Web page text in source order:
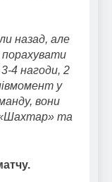
назад, але
4 нагоди, 2
у
вони
«Шахтар» та